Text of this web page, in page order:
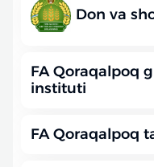
Don va
FA Qoraqalpoq
instituti
FA Qoraqalpoq